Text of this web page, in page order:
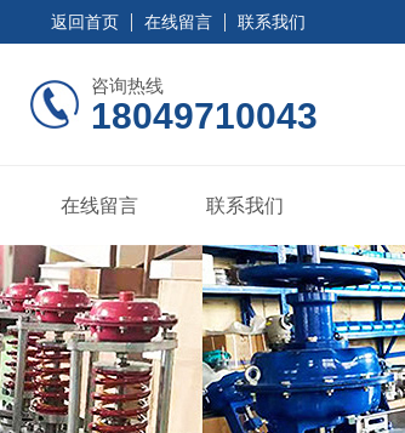
返回首页 在线留言 联系我们
咨询热线
18049710043
在线留言 联系我们